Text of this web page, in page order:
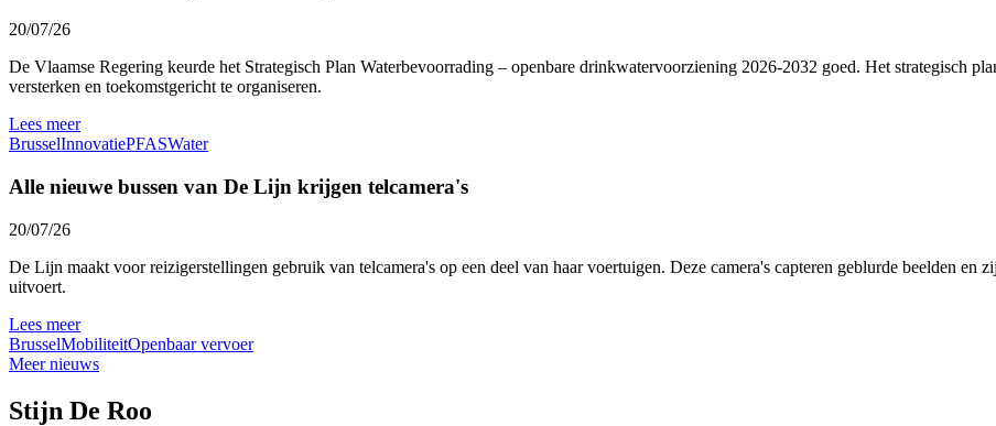
20/07/26
De Vlaamse Regering keurde het Strategisch Plan Waterbevoorrading – openbare drinkwatervoorziening 2026-2032 goed. Het strategisch
versterken en toekomstgericht te organiseren.
Lees meer
BrusselInnovatiePFASWater
Alle nieuwe bussen van De Lijn krijgen telcamera's
20/07/26
De Lijn maakt voor reizigerstellingen gebruik van telcamera's op een deel van haar voertuigen. Deze camera's capteren geblurde beelden en
uitvoert.
Lees meer
BrusselMobiliteitOpenbaar vervoer
Meer nieuws
Stijn De Roo